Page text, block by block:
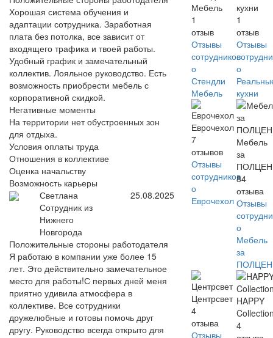
Хорошая система обучения и
адаптации сотрудника. Заработная
плата без потолка, все зависит от
входящего трафика и твоей работы.
Удобный график и замечательный
коллектив. Лояльное руководство. Есть
возможность приобрести мебель с
корпоративной скидкой.
Негативные моменты
На территории нет обустроенных зон
для отдыха.
Условия оплаты труда
Отношения в коллективе
Оценка начальству
Возможность карьеры
Светлана
Сотрудник из
Нижнего
Новгорода
25.08.2025
Положительные стороны работодателя
Я работаю в компании уже более 15
лет. Это действительно замечательное
место для работы!С первых дней меня
приятно удивила атмосфера в
коллективе. Все сотрудники
дружелюбные и готовы помочь друг
другу. Руководство всегда открыто для
Мебель
1
отзыв
Отзывы
сотрудников
о
Стендли
Мебель
кухни
1
отзыв
Отзывы
о
кухни
Еврочехол
7
отзывов
Отзывы
сотрудников
о
Еврочехол
Мебель
за
84
отзыва
Отзывы
о
Мебель
за
Центрсвет
4
отзыва
Отзывы
HAPPY
4